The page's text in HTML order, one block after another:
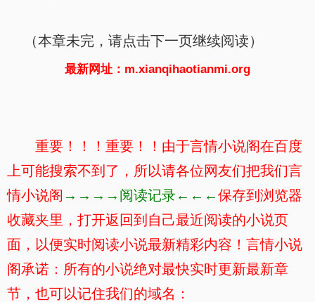
（本章未完，请点击下一页继续阅读）
最新网址：m.xianqihaotianmi.org
重要！！！重要！！由于言情小说阁在百度
上可能搜索不到了，所以请各位网友们把我们言
情小说阁 →→→→阅读记录←←←保存到浏览器
收藏夹里，打开返回到自己最近阅读的小说页
面，以便实时阅读小说最新精彩内容！言情小说
阁承诺：所有的小说绝对最快实时更新最新章
节，也可以记住我们的域名：